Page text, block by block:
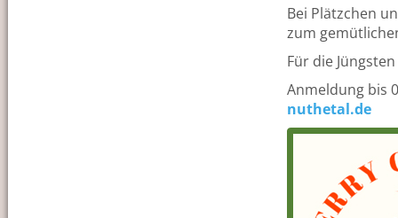
Bei Plätzchen
zum
Für die
Anmeldung bis
nuthetal.de